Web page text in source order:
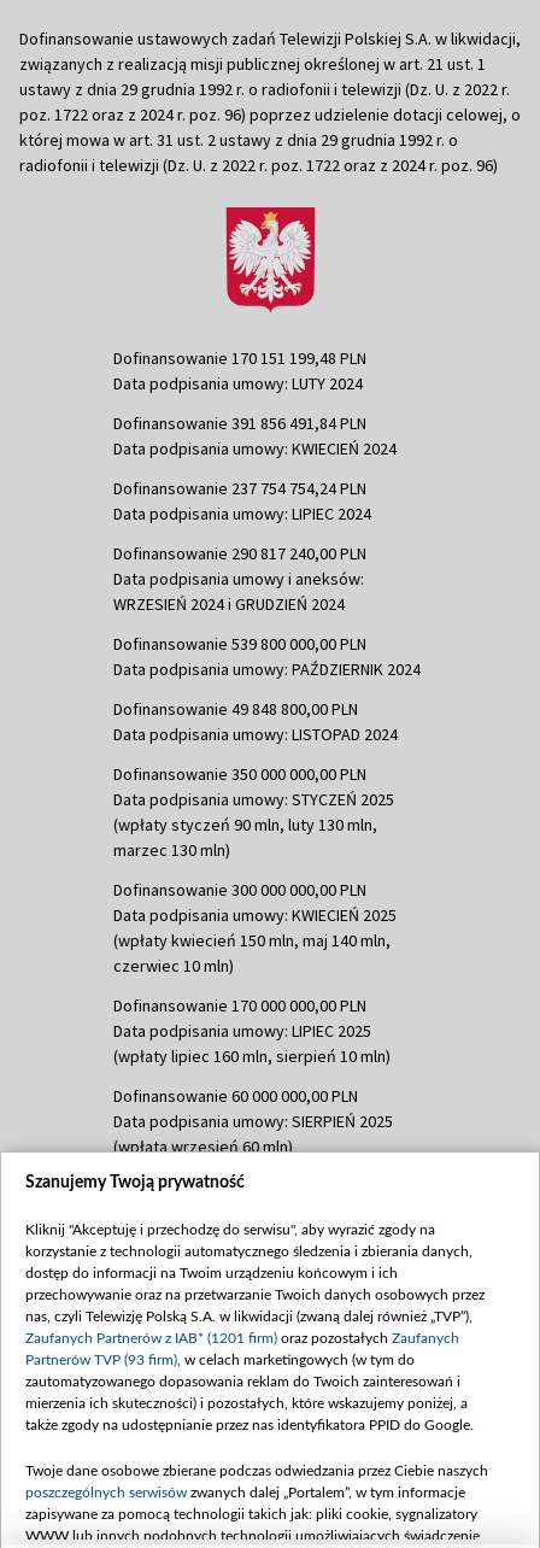
Dofinansowanie ustawowych zadań Telewizji Polskiej S.A. w likwidacji,
związanych z realizacją misji publicznej określonej w art. 21 ust. 1
ustawy z dnia 29 grudnia 1992 r. o radiofonii i telewizji (Dz. U. z 2022 r.
poz. 1722 oraz z 2024 r. poz. 96) poprzez udzielenie dotacji celowej, o
której mowa w art. 31 ust. 2 ustawy z dnia 29 grudnia 1992 r. o
radiofonii i telewizji (Dz. U. z 2022 r. poz. 1722 oraz z 2024 r. poz. 96)
Dofinansowanie 170 151 199,48 PLN
Data podpisania umowy: LUTY 2024
Dofinansowanie 391 856 491,84 PLN
Data podpisania umowy: KWIECIEŃ 2024
Dofinansowanie 237 754 754,24 PLN
Data podpisania umowy: LIPIEC 2024
Dofinansowanie 290 817 240,00 PLN
Data podpisania umowy i aneksów:
WRZESIEŃ 2024 i GRUDZIEŃ 2024
Dofinansowanie 539 800 000,00 PLN
Data podpisania umowy: PAŹDZIERNIK 2024
Dofinansowanie 49 848 800,00 PLN
Data podpisania umowy: LISTOPAD 2024
Dofinansowanie 350 000 000,00 PLN
Data podpisania umowy: STYCZEŃ 2025
(wpłaty styczeń 90 mln, luty 130 mln,
marzec 130 mln)
Dofinansowanie 300 000 000,00 PLN
Data podpisania umowy: KWIECIEŃ 2025
(wpłaty kwiecień 150 mln, maj 140 mln,
czerwiec 10 mln)
Dofinansowanie 170 000 000,00 PLN
Data podpisania umowy: LIPIEC 2025
(wpłaty lipiec 160 mln, sierpień 10 mln)
Dofinansowanie 60 000 000,00 PLN
Data podpisania umowy: SIERPIEŃ 2025
(wpłata wrzesień 60 mln)
Dofinansowanie 635 783 051,21 PLN
(wpłata wrzesień 100 mln, październik 350
mln, listopad 265 mln)
Dofinansowanie 48 862 000,00 PLN
Data podpisania umowy: GRUDZIEŃ 2025
(wpłata grudzień 60,548 mln)
Dofinansowanie 900 000 000,00 PLN
Data podpisania umowy: LUTY 2026 (wpłata
kwiecień 180 mln, 7 maja 180 mln, 8
czerwca 90 mln)
Dofinansowanie 250 000 000,00 PLN
Szanujemy Twoją prywatność
Kliknij "Akceptuję i przechodzę do serwisu", aby wyrazić zgody na
korzystanie z technologii automatycznego śledzenia i zbierania danych,
dostęp do informacji na Twoim urządzeniu końcowym i ich
przechowywanie oraz na przetwarzanie Twoich danych osobowych przez
nas, czyli Telewizję Polską S.A. w likwidacji (zwaną dalej również „TVP”),
Zaufanych Partnerów z IAB* (1201 firm) oraz pozostałych Zaufanych
Partnerów TVP (93 firm) , w celach marketingowych (w tym do
zautomatyzowanego dopasowania reklam do Twoich zainteresowań i
mierzenia ich skuteczności) i pozostałych, które wskazujemy poniżej, a
także zgody na udostępnianie przez nas identyfikatora PPID do Google.
Twoje dane osobowe zbierane podczas odwiedzania przez Ciebie naszych
poszczególnych serwisów zwanych dalej „Portalem”, w tym informacje
zapisywane za pomocą technologii takich jak: pliki cookie, sygnalizatory
WWW lub innych podobnych technologii umożliwiających świadczenie